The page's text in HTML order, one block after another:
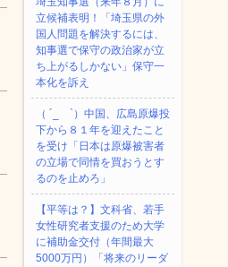
立候補表明！「埼玉県の外
国人問題を解決するには、
知事選で保守の政治家が立
ち上がるしかない」保守一
本化を訴え
（ ´_ゝ`）中国、広島原爆投
下から８１年を迎えたこと
を受け「日本は原爆被害者
の立場で同情を買おうとす
るのを止めろ」
【平等は？】文科省、若手
女性研究者支援のため大学
に補助金交付（年間最大
5000万円）「将来のリーダ